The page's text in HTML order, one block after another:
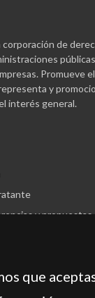
corporación de
Promueve
y
interés general.
y propuestas
que